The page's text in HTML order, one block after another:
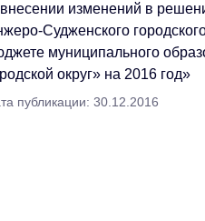
изменений в
Судженского
муниципального
округ» на 2016 год»
публикации: 30.12.2016